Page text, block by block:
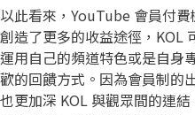
以此看來，YouTube 會員付
創造了更多的收益途徑，KOL
運用自己的頻道特色或是自身
歡的回饋方式。因為會員制的
也更加深 KOL 與觀眾間的連